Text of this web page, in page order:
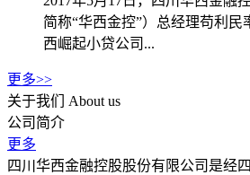
简称“华西金控”）总经理苟利
西崛起小贷公司...
更多>>
关于我们
About us
公司简介
更多
四川华西金融控股股份有限公司是经